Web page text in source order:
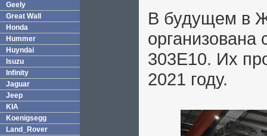
Geely
Great Wall
Honda
Hummer
Huyndai
Isuzu
Infinity
Jaguar
Jeep
KIA
Koenigsegg
Land_Rover
В будущем в
организована
303Е10. Их
2021 году.